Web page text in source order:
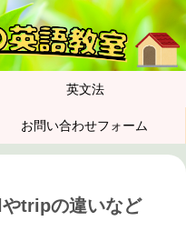
英文法
お問い合わせフォーム
やtripの違いなど